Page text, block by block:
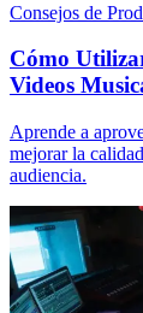
Consejos de
Cómo
Videos
Aprende a
mejorar la
audiencia.